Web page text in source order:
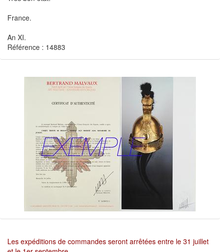
France.
An XI.
Référence : 14883
Les expéditions de commandes seront arrêtées entre le 31 juillet